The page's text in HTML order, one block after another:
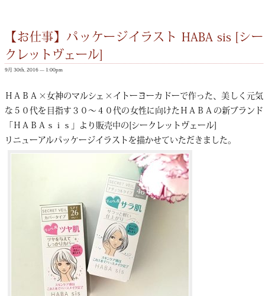
【お仕事】パッケージイラスト HABA sis [シー
クレットヴェール]
9月 30th, 2016 — 1:00pm
ＨＡＢＡ×女神のマルシェ×イトーヨーカドーで作った、美しく元気
な５０代を目指す３０～４０代の女性に向けたＨＡＢＡの新ブランド
「ＨＡＢＡｓｉｓ」より販売中の[シークレットヴェール]
リニューアルパッケージイラストを描かせていただきました。